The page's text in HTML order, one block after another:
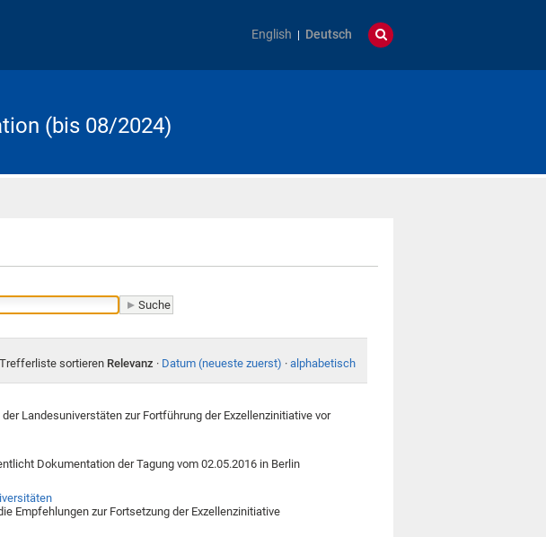
English Deutsch
(bis 08/2024)
Trefferliste sortieren Relevanz · Datum (neueste zuerst) · alphabetisch
Landesuniverstäten zur Fortführung der Exzellenzinitiative vor
Dokumentation der Tagung vom 02.05.2016 in Berlin
Empfehlungen zur Fortsetzung der Exzellenzinitiative